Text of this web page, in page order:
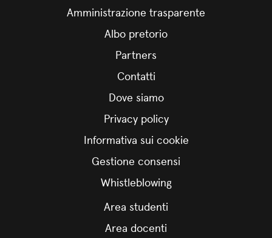
Amministrazione trasparente
Albo pretorio
Partners
Contatti
Dove siamo
Privacy policy
Informativa sui cookie
Gestione consensi
Whistleblowing
Area studenti
Area docenti